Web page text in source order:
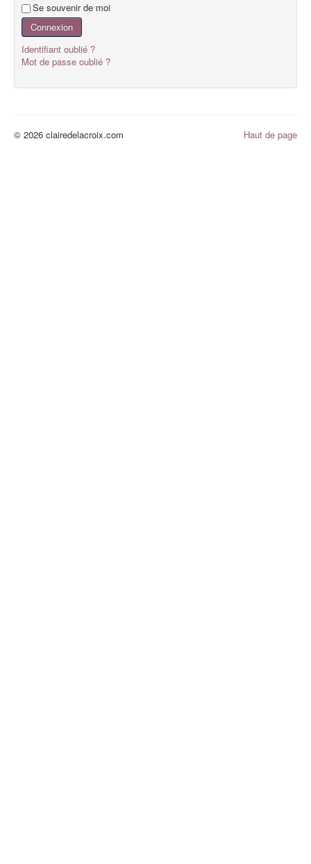
Se souvenir de moi
Connexion
Identifiant oublié ?
Mot de passe oublié ?
Haut de page
© 2026 clairedelacroix.com